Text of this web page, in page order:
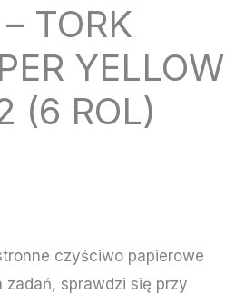
TORK
YELLOW
(6 ROL)
czyściwo papierowe
sprawdzi się przy